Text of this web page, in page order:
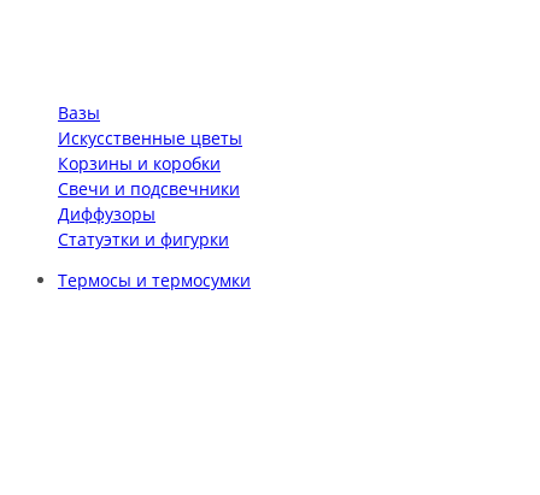
Вазы
Искусственные цветы
Корзины и коробки
Свечи и подсвечники
Диффузоры
Статуэтки и фигурки
Термосы и термосумки